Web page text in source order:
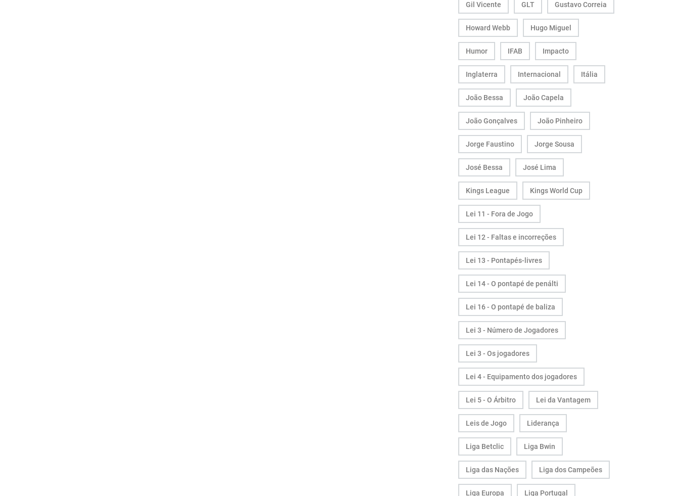
Gil Vicente GLT Gustavo Correia
Howard Webb Hugo Miguel
Humor IFAB Impacto
Inglaterra Internacional Itália
João Bessa João Capela
João Gonçalves João Pinheiro
Jorge Faustino Jorge Sousa
José Bessa José Lima
Kings League Kings World Cup
Lei 11 - Fora de Jogo
Lei 12 - Faltas e incorreções
Lei 13 - Pontapés-livres
Lei 14 - O pontapé de penálti
Lei 16 - O pontapé de baliza
Lei 3 - Número de Jogadores
Lei 3 - Os jogadores
Lei 4 - Equipamento dos jogadores
Lei 5 - O Árbitro Lei da Vantagem
Leis de Jogo Liderança
Liga Betclic Liga Bwin
Liga das Nações Liga dos Campeões
Liga Europa Liga Portugal